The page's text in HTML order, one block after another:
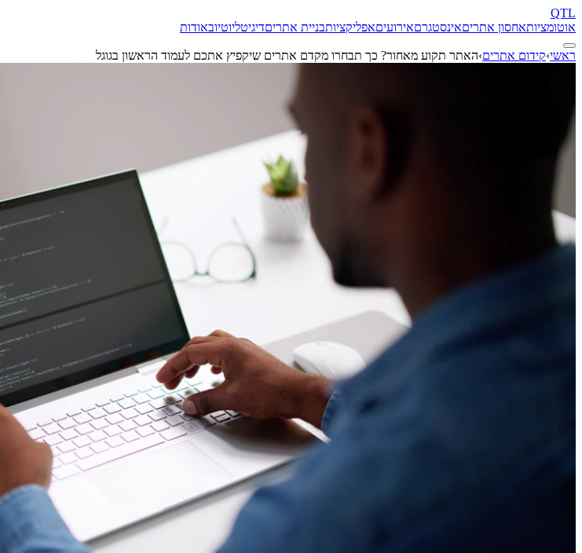
QTL
אוטומציותאחסון אתריםאינסטגרםאירועיםאפליקציותבניית אתריםדיגיטליוטיובאודות
ראשי›קידום אתרים›האתר תקוע מאחור? כך תבחרו מקדם אתרים שיקפיץ אתכם לעמוד הראשון בגוגל